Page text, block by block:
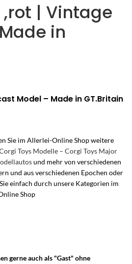
,rot | Vintage
in
Model – Made in GT.Britain
Sie im Allerlei-Online Shop weitere
Toys Modelle – Corgi Toys Major
und mehr von verschiedenen
und aus verschiedenen Epochen oder
einfach durch unsere Kategorien im
Shop
gerne auch als "Gast" ohne